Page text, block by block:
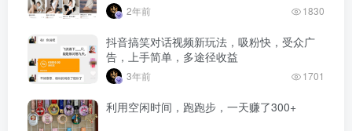
2年前 1830
抖音搞笑对话视频新玩法，吸粉快，受众广
告，上手简单，多途径收益
3年前 1701
利用空闲时间，跑跑步，一天赚了300+